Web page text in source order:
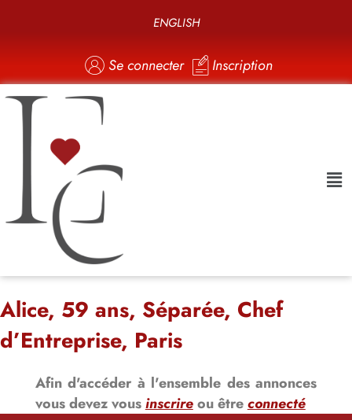
ENGLISH
Se connecter Inscription
Alice, 59 ans, Séparée, Chef
d’Entreprise, Paris
Afin d'accéder à l'ensemble des annonces
vous devez vousinscrireou êtreconnecté